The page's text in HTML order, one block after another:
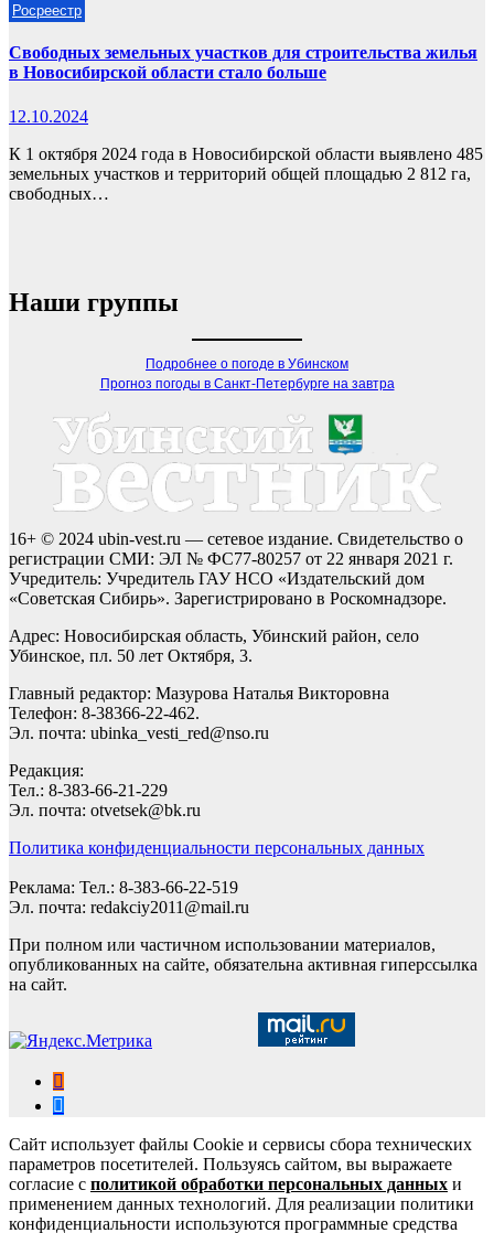
Росреестр
Свободных земельных участков для строительства жилья
в Новосибирской области стало больше
12.10.2024
К 1 октября 2024 года в Новосибирской области выявлено 485
земельных участков и территорий общей площадью 2 812 га,
свободных…
Наши группы
Подробнее о погоде в Убинском
Прогноз погоды в Санкт-Петербурге на завтра
16+ © 2024 ubin-vest.ru — сетевое издание. Свидетельство о
регистрации СМИ: ЭЛ № ФС77-80257 от 22 января 2021 г.
Учредитель: Учредитель ГАУ НСО «Издательский дом
«Советская Сибирь». Зарегистрировано в Роскомнадзоре.
Адрес: Новосибирская область, Убинский район, село
Убинское, пл. 50 лет Октября, 3.
Главный редактор: Мазурова Наталья Викторовна
Телефон: 8-38366-22-462.
Эл. почта: ubinka_vesti_red@nso.ru
Редакция:
Тел.: 8-383-66-21-229
Эл. почта: otvetsek@bk.ru
Политика конфиденциальности персональных данных
Реклама: Тел.: 8-383-66-22-519
Эл. почта: redakciy2011@mail.ru
При полном или частичном использовании материалов,
опубликованных на сайте, обязательна активная гиперссылка
на сайт.
Сайт использует файлы Cookie и сервисы сбора технических
параметров посетителей. Пользуясь сайтом, вы выражаете
согласие с политикой обработки персональных данных и
применением данных технологий. Для реализации политики
конфиденциальности используются программные средства